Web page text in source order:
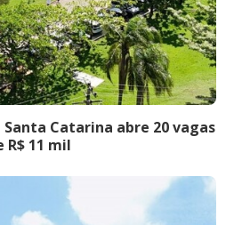
Catarina abre 20 vagas
R$ 11 mil